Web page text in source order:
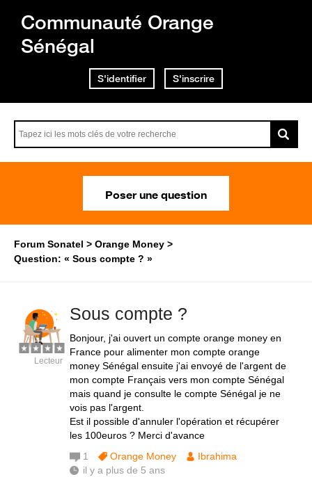
Communauté Orange
Sénégal
S'identifier S'inscrire
Poser une question
Forum Sonatel
Orange Money
Question: « Sous compte ? »
Sous compte ?
Bonjour, j'ai ouvert un compte orange money en
France pour alimenter mon compte orange
money Sénégal ensuite j'ai envoyé de l'argent de
mon compte Français vers mon compte Sénégal
mais quand je consulte le compte Sénégal je ne
vois pas l'argent.
Est il possible d'annuler l'opération et récupérer
les 100euros ? Merci d'avance
Lecteur
1 Orange Money
Ibrahima
il y a plus de 5 ans